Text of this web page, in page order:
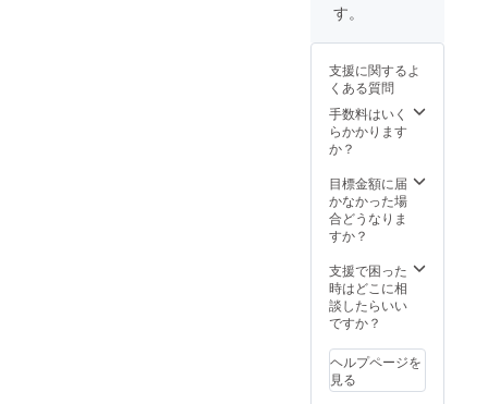
す。
支援に関するよ
くある質問
手数料はいく
らかかります
か？
目標金額に届
かなかった場
合どうなりま
すか？
支援で困った
時はどこに相
談したらいい
ですか？
ヘルプページを
見る